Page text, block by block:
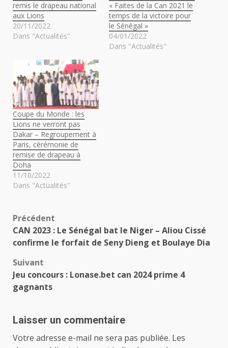
remis le drapeau national
aux Lions
20/11/2022
Dans "Actualités"
« Faites de la Can 2021 le
temps de la victoire pour
le Sénégal »
04/01/2022
Dans "Actualités"
Coupe du Monde : les
Lions ne verront pas
Dakar – Regroupement à
Paris, cérémonie de
remise de drapeau à
Doha
11/10/2022
Dans "Actualités"
Navigation
d’article
Précédent
CAN 2023 : Le Sénégal bat le Niger – Aliou Cissé
confirme le forfait de Seny Dieng et Boulaye Dia
Suivant
Jeu concours : Lonase.bet can 2024 prime 4
gagnants
Laisser un commentaire
Votre adresse e-mail ne sera pas publiée. Les